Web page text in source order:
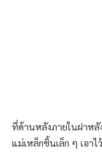
ที่ด้านหลังภายในฝาหลั
แม่เหล็กชิ้นเล็ก ๆ เอาไ